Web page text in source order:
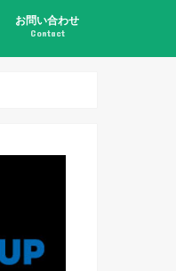
お問い合わせ
Contact